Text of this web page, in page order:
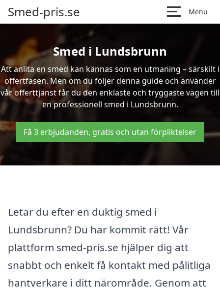
Smed-pris.se Menu
Smed i Lundsbrunn
Att anlita en smed kan kännas som en utmaning – särskilt i
offertfasen. Men om du följer denna guide och använder
vår offerttjänst får du den enklaste och tryggaste vägen till
en professionell smed i Lundsbrunn.
Få 3 erbjudanden, gratis och utan förpliktelser
Letar du efter en duktig smed i
Lundsbrunn? Du har kommit rätt! Vår
plattform smed-pris.se hjälper dig att
snabbt och enkelt få kontakt med pålitliga
hantverkare i ditt närområde. Genom att